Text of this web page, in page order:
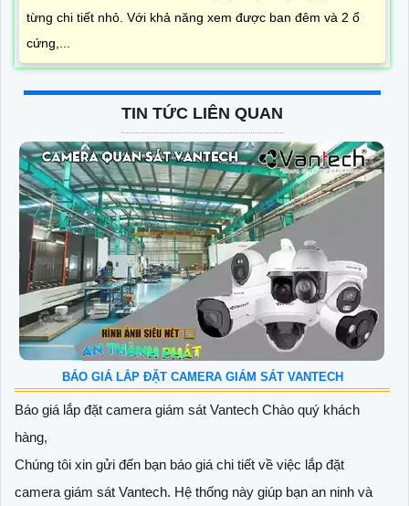
từng chi tiết nhỏ. Với khả năng xem được ban đêm và 2 ổ
cứng,...
TIN TỨC LIÊN QUAN
BÁO GIÁ LẮP ĐẶT CAMERA GIÁM SÁT VANTECH
Báo giá lắp đặt camera giám sát Vantech Chào quý khách
hàng,
Chúng tôi xin gửi đến bạn báo giá chi tiết về việc lắp đặt
camera giám sát Vantech. Hệ thống này giúp bạn an ninh và